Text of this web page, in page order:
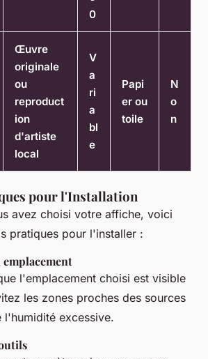
0
Œuvre
originale
ou
reproduct
ion
d'artiste
local
V
a
ri
a
bl
e
Papi
er ou
toile
N
o
n
pour l'Installation
avez choisi votre affiche, voici
pratiques pour l'installer :
emplacement
l'emplacement choisi est visible
les zones proches des sources
l'humidité excessive.